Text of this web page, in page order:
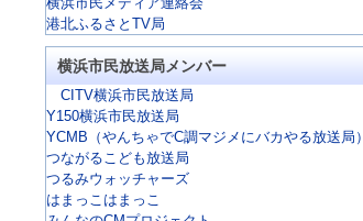
港北ふるさとTV局
横浜市民放送局メンバー
CITV横浜市民放送局
Y150横浜市民放送局
YCMB（やんちゃでC調マジメにバカやる放送局）
つながるこども放送局
つるみウォッチャーズ
はまっこはまっこ